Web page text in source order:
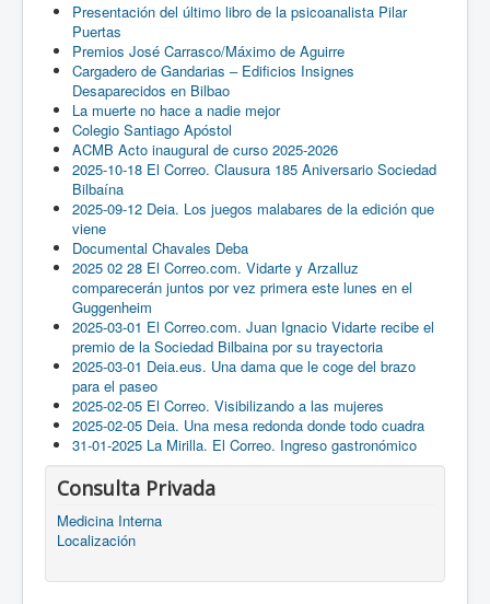
Presentación del último libro de la psicoanalista Pilar
Puertas
Premios José Carrasco/Máximo de Aguirre
Cargadero de Gandarias – Edificios Insignes
Desaparecidos en Bilbao
La muerte no hace a nadie mejor
Colegio Santiago Apóstol
ACMB Acto inaugural de curso 2025-2026
2025-10-18 El Correo. Clausura 185 Aniversario Sociedad
Bilbaína
2025-09-12 Deia. Los juegos malabares de la edición que
viene
Documental Chavales Deba
2025 02 28 El Correo.com. Vidarte y Arzalluz
comparecerán juntos por vez primera este lunes en el
Guggenheim
2025-03-01 El Correo.com. Juan Ignacio Vidarte recibe el
premio de la Sociedad Bilbaina por su trayectoria
2025-03-01 Deia.eus. Una dama que le coge del brazo
para el paseo
2025-02-05 El Correo. Visibilizando a las mujeres
2025-02-05 Deia. Una mesa redonda donde todo cuadra
31-01-2025 La Mirilla. El Correo. Ingreso gastronómico
Consulta Privada
Medicina Interna
Localización